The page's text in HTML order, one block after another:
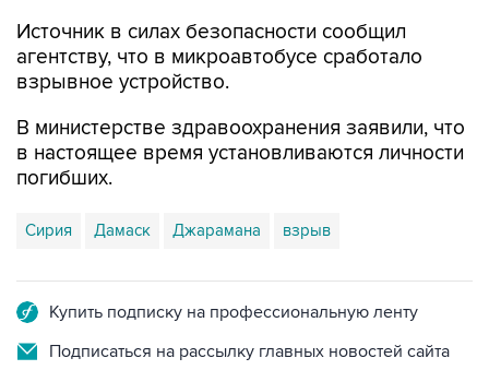
Источник в силах безопасности сообщил
агентству, что в микроавтобусе сработало
взрывное устройство.
В министерстве здравоохранения заявили, что
в настоящее время установливаются личности
погибших.
Сирия Дамаск Джарамана взрыв
Купить подписку на профессиональную ленту
Подписаться на рассылку главных новостей сайта